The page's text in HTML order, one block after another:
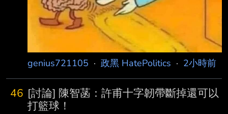
genius721105 · 政黑 HatePolitics · 2小時前
46 [討論] 陳智菡：許甫十字韌帶斷掉還可以
打籃球！